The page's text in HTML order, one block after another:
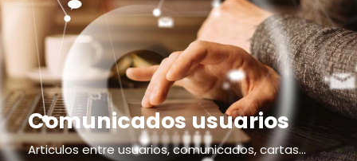
Comunicados usuarios
Articulos entre usuarios, comunicados, cartas...